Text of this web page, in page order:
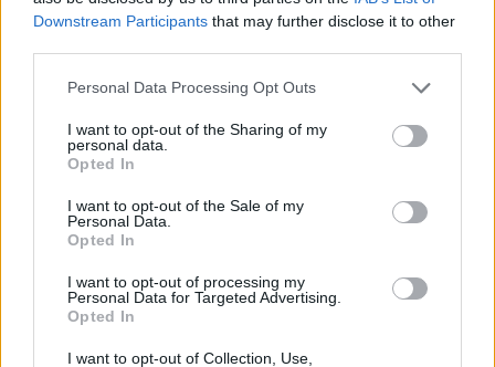
Downstream Participants that may further disclose it to other
Please note that this website/app uses one or more Google
not limited to your visit or usage behaviour. You may click to
grant or deny consent to Google and its third-party tags to
use your data for below specified purposes in below Google
consent section.
Personal Data Processing Opt Outs
I want to opt-out of the Sharing of my
personal data.
Opted In
I want to opt-out of the Sale of my
Personal Data.
Opted In
I want to opt-out of processing my
Personal Data for Targeted Advertising.
Opted In
I want to opt-out of Collection, Use,
Nastasic. ¿Qué podemos esperar
de estos futbolistas en Comunio?
Gabriel y Hugo Duro se prueban con el grupo
Gattuso recupera hombres para el duelo contra el Getafe del
Duro han entrenado con aparente normalidad y podrían
estar disponibles para el choque, al igual que Jesús
entrenado también con el grupo, no así Cavani, quien
entrena en solitario.